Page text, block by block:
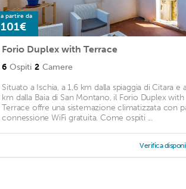
a partire da
101€
Forio Duplex with Terrace
6 Ospiti 2 Camere
Situato a Ischia, a 1,6 km dalla spiaggia di Citara e
km dalla Baia di San Montano, il Forio Duplex with
Terrace offre una sistemazione climatizzata con
connessione WiFi gratuita. Come ospiti ...
Verifica